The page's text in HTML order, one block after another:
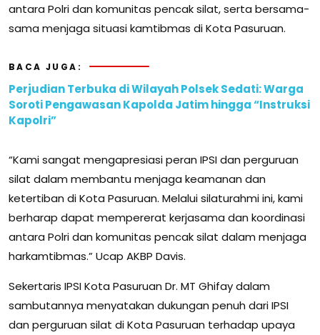
antara Polri dan komunitas pencak silat, serta bersama-
sama menjaga situasi kamtibmas di Kota Pasuruan.
BACA JUGA:
Perjudian Terbuka di Wilayah Polsek Sedati: Warga
Soroti Pengawasan Kapolda Jatim hingga “Instruksi
Kapolri”
“Kami sangat mengapresiasi peran IPSI dan perguruan
silat dalam membantu menjaga keamanan dan
ketertiban di Kota Pasuruan. Melalui silaturahmi ini, kami
berharap dapat mempererat kerjasama dan koordinasi
antara Polri dan komunitas pencak silat dalam menjaga
harkamtibmas.” Ucap AKBP Davis.
Sekertaris IPSI Kota Pasuruan Dr. MT Ghifay dalam
sambutannya menyatakan dukungan penuh dari IPSI
dan perguruan silat di Kota Pasuruan terhadap upaya